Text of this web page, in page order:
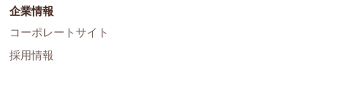
企業情報
コーポレートサイト
採用情報